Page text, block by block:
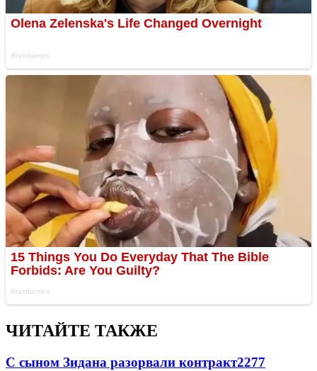
ЧИТАЙТЕ ТАКЖЕ
С сыном Зидана разорвали контракт2277